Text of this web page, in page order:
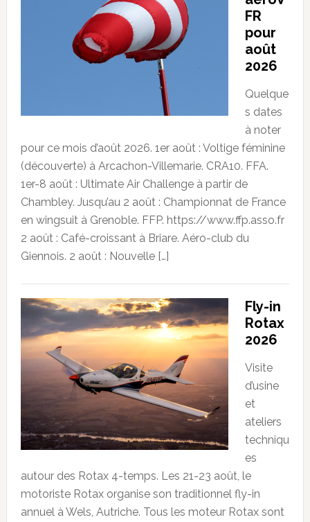
FR
pour
août
2026
Quelque
s dates
à noter
pour ce mois d’août 2026. 1er août : Voltige féminine
(découverte) à Arcachon-Villemarie. CRA10. FFA.
1er-8 août : Ultimate Air Challenge à partir de
Chambley. Jusqu’au 2 août : Championnat de France
en wingsuit à Grenoble. FFP. https://www.ffp.asso.fr
2 août : Café-croissant à Briare. Aéro-club du
Giennois. 2 août : Nouvelle […]
Fly-in
Rotax
2026
Visite
d’usine
et
ateliers
techniqu
es
autour des Rotax 4-temps. Les 21-23 août, le
motoriste Rotax organise son traditionnel fly-in
annuel à Wels, Autriche. Tous les moteur Rotax sont